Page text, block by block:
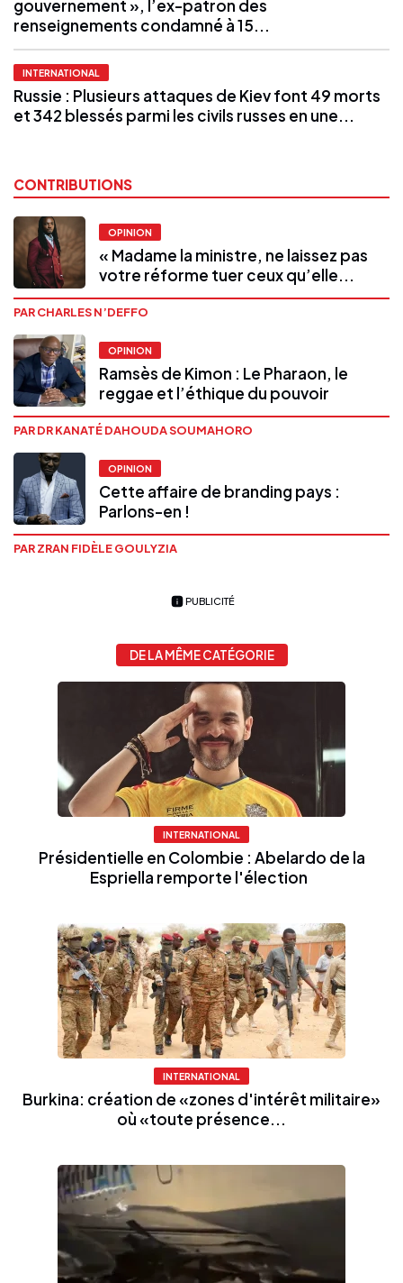
gouvernement », l’ex-patron des
renseignements condamné à 15...
INTERNATIONAL
Russie : Plusieurs attaques de Kiev font 49 morts
et 342 blessés parmi les civils russes en une...
CONTRIBUTIONS
OPINION
« Madame la ministre, ne laissez pas
votre réforme tuer ceux qu’elle...
PAR CHARLES N’DEFFO
OPINION
Ramsès de Kimon : Le Pharaon, le
reggae et l’éthique du pouvoir
PAR DR KANATÉ DAHOUDA SOUMAHORO
OPINION
Cette affaire de branding pays :
Parlons-en !
PAR ZRAN FIDÈLE GOULYZIA
PUBLICITÉ
DE LA MÊME CATÉGORIE
INTERNATIONAL
Présidentielle en Colombie : Abelardo de la
Espriella remporte l'élection
INTERNATIONAL
Burkina: création de «zones d'intérêt militaire»
où «toute présence...